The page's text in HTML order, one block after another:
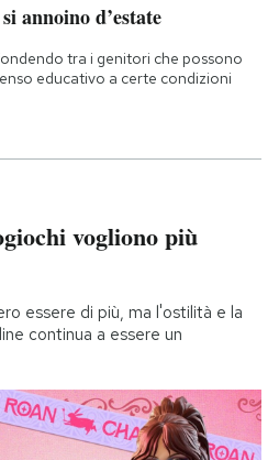
annoino d’estate
tra i genitori che possono
educativo a certe condizioni
vogliono più
essere di più, ma l'ostilità e la
continua a essere un